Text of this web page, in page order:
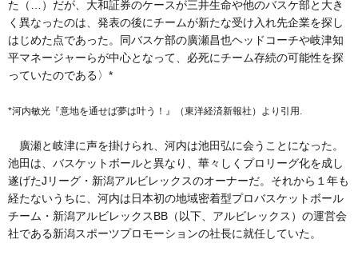
た（…）だが、大和証券のケースが三井生命や他のバスケ部と大き
く異なったのは、発表の後にチームが新たな受け入れ先企業を探し
はじめた点であった。同バスケ部の廣瀬昌也ヘッドコーチや岐津知
平マネージャーらが中心となって、必死にチーム存続の可能性を探
っていたのである〉*
*河内敏光『意地を通せば夢は叶う！』（東洋経済新報社）より引用.
廣瀬と岐津に声を掛けられ、河内は池田弘に会うことになった。
池田は、バスケットボールと異なり、華々しくプロリーグ化を成し
遂げたJリーグ・新潟アルビレックスのオーナーだ。それから１年も
経たないうちに、河内は日本初の地域密着型プロバスケットボール
チーム・新潟アルビレックスBB（以下、アルビレックス）の運営会
社である新潟スポーツプロモーションの社長に就任していた。